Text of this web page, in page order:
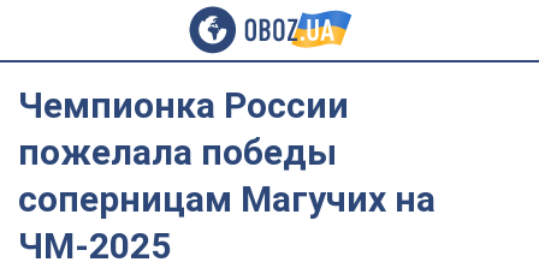
Чемпионка России
пожелала победы
соперницам Магучих на
ЧМ-2025